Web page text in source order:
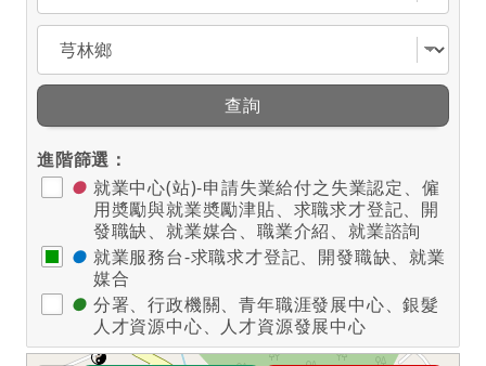
選擇區域
查詢
進階篩選：
● 就業中心(站)-申請失業給付之失業認定、僱
用奬勵與就業奬勵津貼、求職求才登記、開
發職缺、就業媒合、職業介紹、就業諮詢
● 就業服務台-求職求才登記、開發職缺、就業
媒合
● 分署、行政機關、青年職涯發展中心、銀髮
人才資源中心、人才資源發展中心